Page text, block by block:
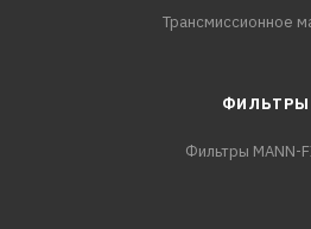
Трансмиссионное
ФИЛЬТРЫ
Фильтры MANN-